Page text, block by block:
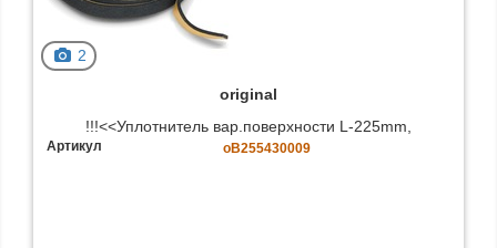
2
original
!!!<<Уплотнитель вар.поверхности L-225mm,
Артикул oB255430009